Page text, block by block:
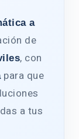
a
de
, con
para que
a tus